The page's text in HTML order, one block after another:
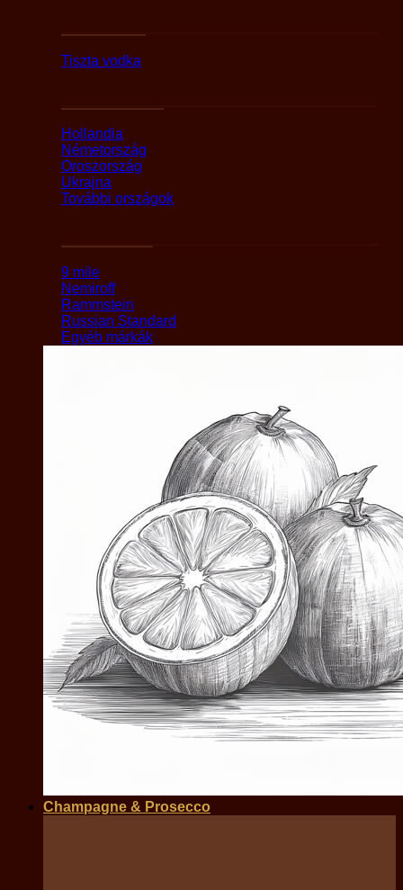
Tiszta vodka
Hollandia
Németország
Oroszország
Ukrajna
További országok
9 mile
Nemiroff
Rammstein
Russian Standard
Egyéb márkák
Champagne & Prosecco